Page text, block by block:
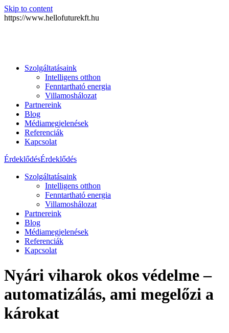
Skip to content
https://www.hellofuturekft.hu
Szolgáltatásaink
Intelligens otthon
Fenntartható energia
Villamoshálozat
Partnereink
Blog
Médiamegjelenések
Referenciák
Kapcsolat
ÉrdeklődésÉrdeklődés
Szolgáltatásaink
Intelligens otthon
Fenntartható energia
Villamoshálozat
Partnereink
Blog
Médiamegjelenések
Referenciák
Kapcsolat
Nyári viharok okos védelme –
automatizálás, ami megelőzi a
károkat